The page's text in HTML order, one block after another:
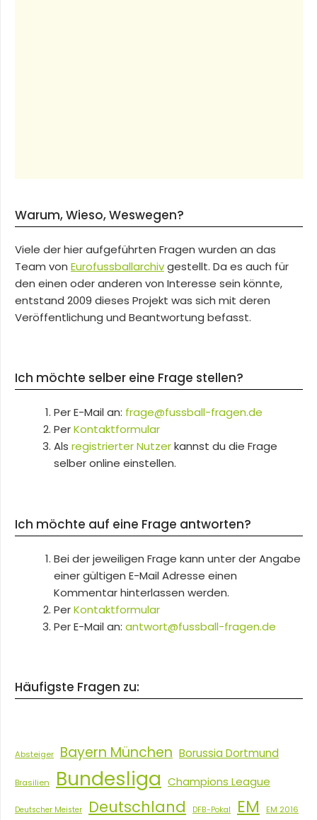
Warum, Wieso, Weswegen?
Viele der hier aufgeführten Fragen wurden an das
Team von Eurofussballarchivgestellt. Da es auch für
den einen oder anderen von Interesse sein könnte,
entstand 2009 dieses Projekt was sich mit deren
Veröffentlichung und Beantwortung befasst.
Ich möchte selber eine Frage stellen?
Per E-Mail an: frage@fussball-fragen.de
PerKontaktformular
Als registrierter Nutzerkannst du die Frage
selber online einstellen.
Ich möchte auf eine Frage antworten?
Bei der jeweiligen Frage kann unter der Angabe
einer gültigen E-Mail Adresse einen
Kommentar hinterlassen werden.
PerKontaktformular
Per E-Mail an: antwort@fussball-fragen.de
Häufigste Fragen zu:
Absteiger Bayern München Borussia Dortmund
Brasilien Bundesliga Champions League
Deutscher Meister Deutschland DFB-Pokal EM EM 2016